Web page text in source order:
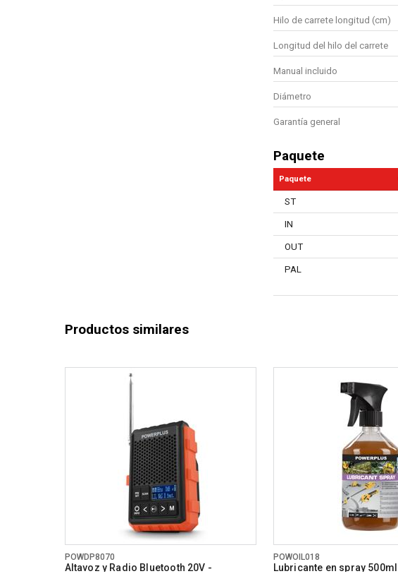
Hilo de carrete longitud (cm)
Longitud del hilo del carrete
Manual incluido
Diámetro
Garantía general
Paquete
Paquete
ST
IN
OUT
PAL
Productos similares
POWDP8070
Altavoz y Radio Bluetooth 20V -
POWOIL018
Lubricante en spray 500ml